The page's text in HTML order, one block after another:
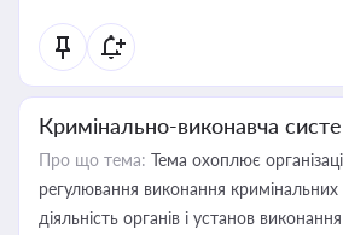
Кримінально-виконавча
Про що тема: Тема охоплює
регулювання виконання кримінальних
діяльність органів і установ